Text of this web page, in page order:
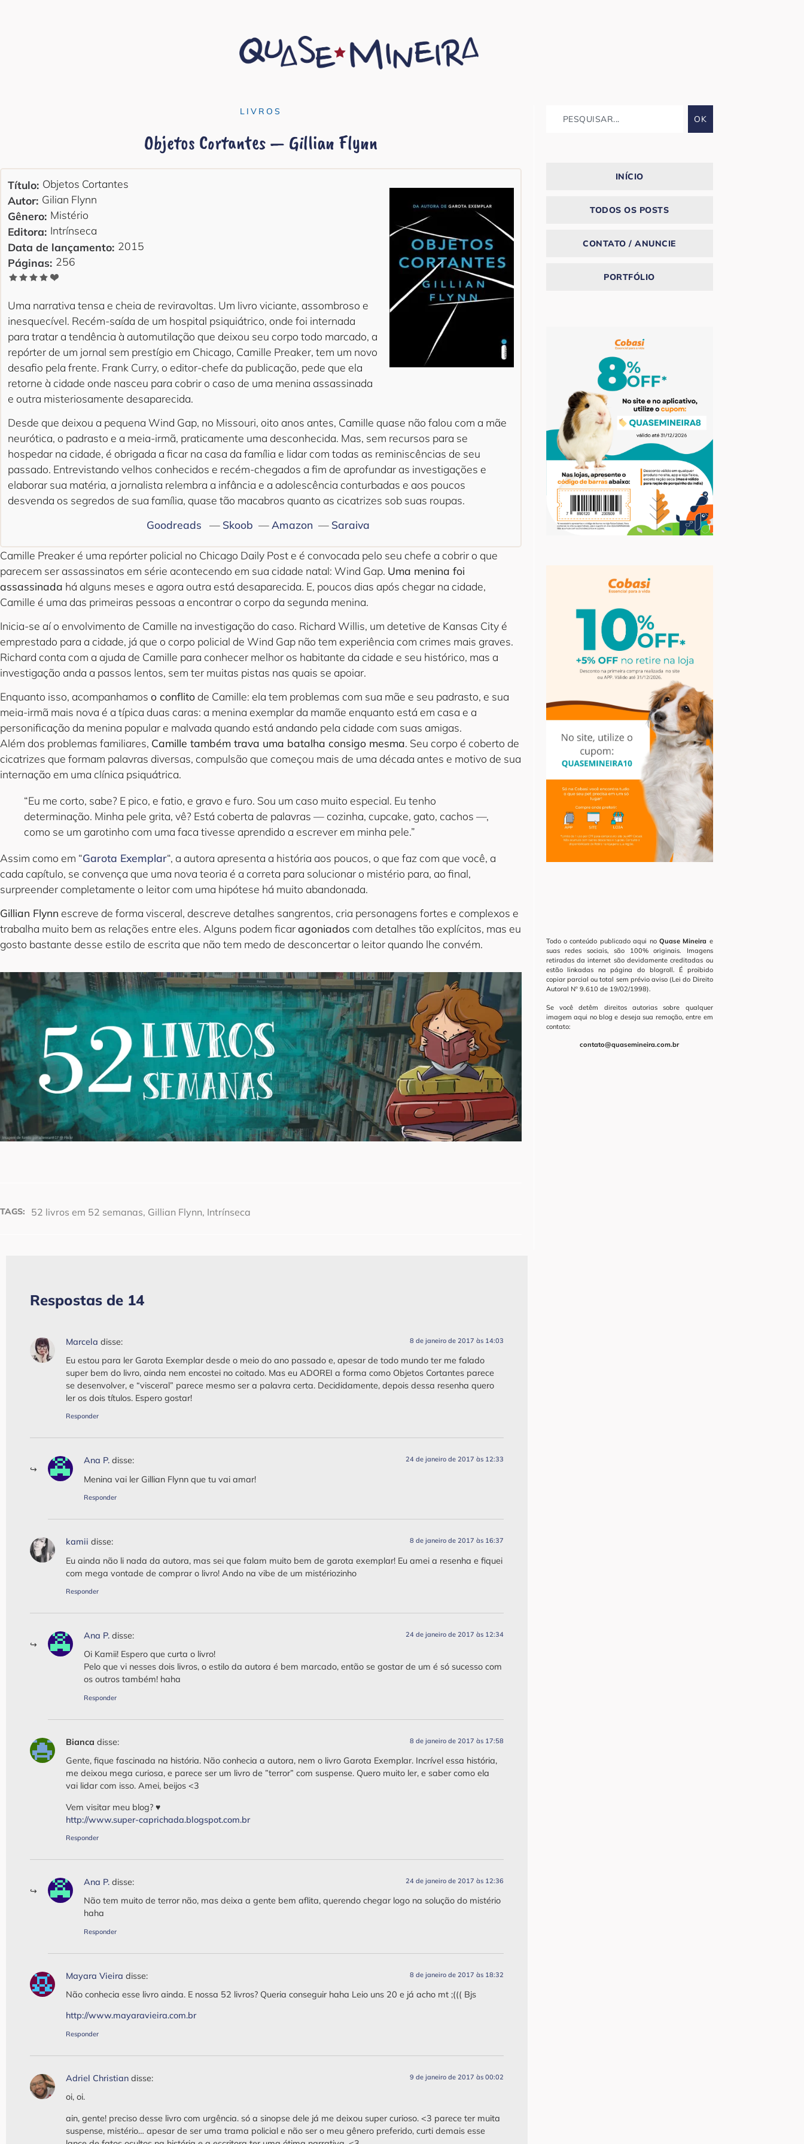
LIVROS
Objetos Cortantes — Gillian Flynn
Título: Objetos Cortantes
Autor: Gilian Flynn
Gênero: Mistério
Editora: Intrínseca
Data de lançamento: 2015
Páginas: 256
Uma narrativa tensa e cheia de reviravoltas. Um livro viciante, assombroso e
inesquecível. Recém-saída de um hospital psiquiátrico, onde foi internada
para tratar a tendência à automutilação que deixou seu corpo todo marcado, a
repórter de um jornal sem prestígio em Chicago, Camille Preaker, tem um novo
desafio pela frente. Frank Curry, o editor-chefe da publicação, pede que ela
retorne à cidade onde nasceu para cobrir o caso de uma menina assassinada
e outra misteriosamente desaparecida.
Desde que deixou a pequena Wind Gap, no Missouri, oito anos antes, Camille quase não falou com a mãe
neurótica, o padrasto e a meia-irmã, praticamente uma desconhecida. Mas, sem recursos para se
hospedar na cidade, é obrigada a ficar na casa da família e lidar com todas as reminiscências de seu
passado. Entrevistando velhos conhecidos e recém-chegados a fim de aprofundar as investigações e
elaborar sua matéria, a jornalista relembra a infância e a adolescência conturbadas e aos poucos
desvenda os segredos de sua família, quase tão macabros quanto as cicatrizes sob suas roupas.
Goodreads
— Skoob — Amazon — Saraiva
Camille Preaker é uma repórter policial no Chicago Daily Post e é convocada pelo seu chefe a cobrir o que
parecem ser assassinatos em série acontecendo em sua cidade natal: Wind Gap. Uma menina foi
assassinada há alguns meses e agora outra está desaparecida. E, poucos dias após chegar na cidade,
Camille é uma das primeiras pessoas a encontrar o corpo da segunda menina.
Inicia-se aí o envolvimento de Camille na investigação do caso. Richard Willis, um detetive de Kansas City é
emprestado para a cidade, já que o corpo policial de Wind Gap não tem experiência com crimes mais graves.
Richard conta com a ajuda de Camille para conhecer melhor os habitante da cidade e seu histórico, mas a
investigação anda a passos lentos, sem ter muitas pistas nas quais se apoiar.
Enquanto isso, acompanhamos o conflito de Camille: ela tem problemas com sua mãe e seu padrasto, e sua
meia-irmã mais nova é a típica duas caras: a menina exemplar da mamãe enquanto está em casa e a
personificação da menina popular e malvada quando está andando pela cidade com suas amigas.
Além dos problemas familiares, Camille também trava uma batalha consigo mesma. Seu corpo é coberto de
cicatrizes que formam palavras diversas, compulsão que começou mais de uma década antes e motivo de sua
internação em uma clínica psiquátrica.
“Eu me corto, sabe? E pico, e fatio, e gravo e furo. Sou um caso muito especial. Eu tenho
determinação. Minha pele grita, vê? Está coberta de palavras — cozinha, cupcake, gato, cachos —,
como se um garotinho com uma faca tivesse aprendido a escrever em minha pele.”
Assim como em “Garota Exemplar“, a autora apresenta a história aos poucos, o que faz com que você, a
cada capítulo, se convença que uma nova teoria é a correta para solucionar o mistério para, ao final,
surpreender completamente o leitor com uma hipótese há muito abandonada.
Gillian Flynn escreve de forma visceral, descreve detalhes sangrentos, cria personagens fortes e complexos e
trabalha muito bem as relações entre eles. Alguns podem ficaragoniados com detalhes tão explícitos, mas eu
gosto bastante desse estilo de escrita que não tem medo de desconcertar o leitor quando lhe convém.
TAGS: 52 livros em 52 semanas, Gillian Flynn, Intrínseca
OK
INÍCIO
TODOS OS POSTS
CONTATO / ANUNCIE
PORTFÓLIO
Todo o conteúdo publicado aqui no Quase Mineira e
suas redes sociais, são 100% originais. Imagens
retiradas da internet são devidamente creditadas ou
estão linkadas na página do blogroll. É proibido
copiar parcial ou total sem prévio aviso (Lei do Direito
Autoral Nº 9.610 de 19/02/1998).
Se você detêm direitos autorias sobre qualquer
imagem aqui no blog e deseja sua remoção, entre em
contato:
contato@quasemineira.com.br
Respostas de 14
Marcela disse: 8 de janeiro de 2017 às 14:03
Eu estou para ler Garota Exemplar desde o meio do ano passado e, apesar de todo mundo ter me falado
super bem do livro, ainda nem encostei no coitado. Mas eu ADOREI a forma como Objetos Cortantes parece
se desenvolver, e “visceral” parece mesmo ser a palavra certa. Decididamente, depois dessa resenha quero
ler os dois títulos. Espero gostar!
Responder
Ana P. disse: 24 de janeiro de 2017 às 12:33
Menina vai ler Gillian Flynn que tu vai amar!
Responder
kamii disse: 8 de janeiro de 2017 às 16:37
Eu ainda não li nada da autora, mas sei que falam muito bem de garota exemplar! Eu amei a resenha e fiquei
com mega vontade de comprar o livro! Ando na vibe de um mistériozinho
Responder
Ana P. disse: 24 de janeiro de 2017 às 12:34
Oi Kamii! Espero que curta o livro!
Pelo que vi nesses dois livros, o estilo da autora é bem marcado, então se gostar de um é só sucesso com
os outros também! haha
Responder
Bianca disse: 8 de janeiro de 2017 às 17:58
Gente, fique fascinada na história. Não conhecia a autora, nem o livro Garota Exemplar. Incrível essa história,
me deixou mega curiosa, e parece ser um livro de ”terror” com suspense. Quero muito ler, e saber como ela
vai lidar com isso. Amei, beijos <3
Vem visitar meu blog? ♥
http://www.super-caprichada.blogspot.com.br
Responder
Ana P. disse: 24 de janeiro de 2017 às 12:36
Não tem muito de terror não, mas deixa a gente bem aflita, querendo chegar logo na solução do mistério
haha
Responder
Mayara Vieira disse: 8 de janeiro de 2017 às 18:32
Não conhecia esse livro ainda. E nossa 52 livros? Queria conseguir haha Leio uns 20 e já acho mt ;((( Bjs
http://www.mayaravieira.com.br
Responder
Adriel Christian disse: 9 de janeiro de 2017 às 00:02
oi, oi.
ain, gente! preciso desse livro com urgência. só a sinopse dele já me deixou super curioso. <3 parece ter muita
suspense, mistério… apesar de ser uma trama policial e não ser o meu gênero preferido, curti demais esse